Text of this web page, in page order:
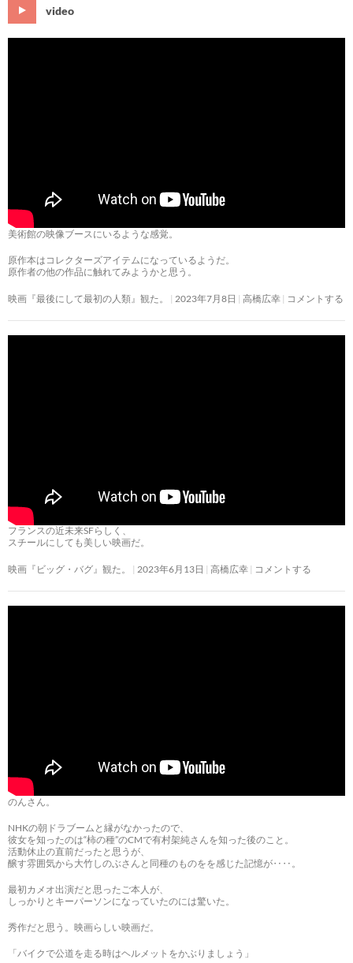
video
美術館の映像ブースにいるような感覚。
原作本はコレクターズアイテムになっているようだ。
原作者の他の作品に触れてみようかと思う。
映画『最後にして最初の人類』観た。 2023年7月8日 高橋広幸 コメントする
フランスの近未来SFらしく、
スチールにしても美しい映画だ。
映画『ビッグ・バグ』観た。 2023年6月13日 高橋広幸 コメントする
のんさん。
NHKの朝ドラブームと縁がなかったので、
彼女を知ったのは“柿の種”のCMで有村架純さんを知った後のこと。
活動休止の直前だったと思うが、
醸す雰囲気から大竹しのぶさんと同種のものをを感じた記憶が‥‥。
最初カメオ出演だと思ったご本人が、
しっかりとキーパーソンになっていたのには驚いた。
秀作だと思う。映画らしい映画だ。
「バイクで公道を走る時はヘルメットをかぶりましょう」